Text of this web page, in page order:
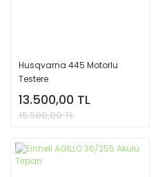
Husqvarna 445 Motorlu
Testere
13.500,00 TL
15.500,00 TL